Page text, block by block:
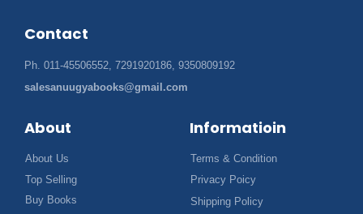
Contact
Ph. 011-45506552, 7291920186, 9350809192
salesanuugyabooks@gmail.com
About
About Us
Top Selling
Buy Books
Informatioin
Terms & Condition
Privacy Poicy
Shipping Policy